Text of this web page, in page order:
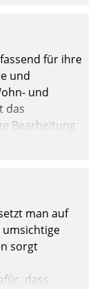
für ihre
und
und
das
Bearbeitung
Kanal
man auf
sorgt
dass